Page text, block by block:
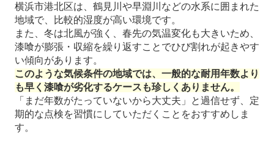
横浜市港北区は、鶴見川や早淵川などの水系に囲まれた
地域で、比較的湿度が高い環境です。
また、冬は北風が強く、春先の気温変化も大きいため、
漆喰が膨張・収縮を繰り返すことでひび割れが起きやす
い傾向があります。
このような気候条件の地域では、一般的な耐用年数より
も早く漆喰が劣化するケースも珍しくありません。
「まだ年数がたっていないから大丈夫」と過信せず、定
期的な点検を習慣にしていただくことをおすすめしま
す。